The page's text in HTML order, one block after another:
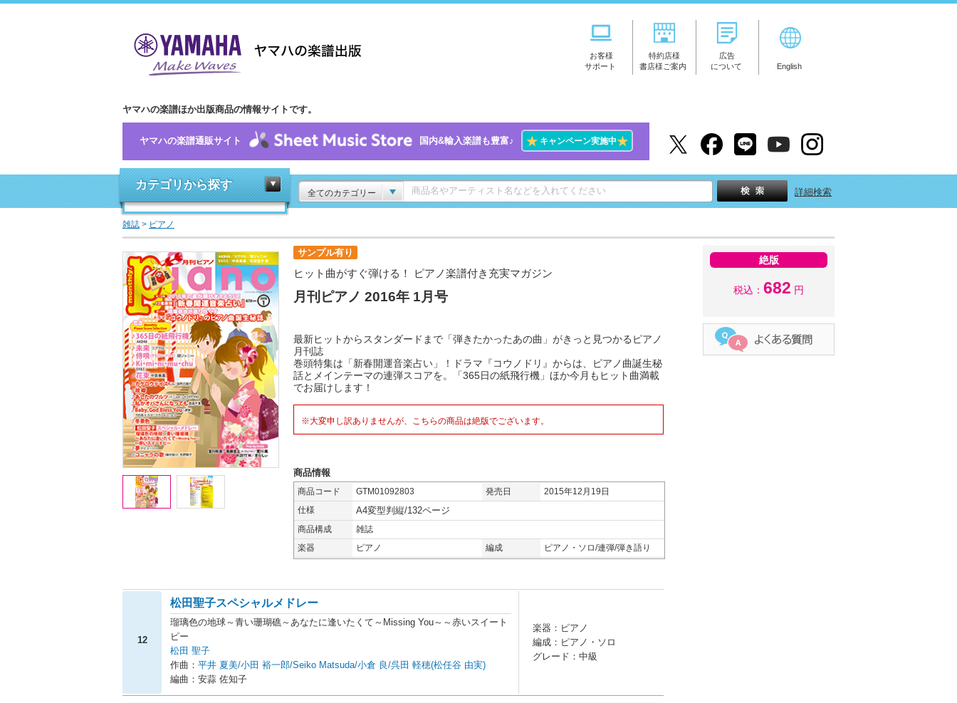
お客様
サポート
特約店様
書店様ご案内
広告
について
English
ヤマハの楽譜ほか出版商品の情報サイトです。
ヤマハの楽譜通販サイト 国内&輸入楽譜も豊富♪ ★キャンペーン実施中★
カテゴリから探す
全てのカテゴリー 詳細検索
雑誌 > ピアノ
サンプル有り
ヒット曲がすぐ弾ける！ ピアノ楽譜付き充実マガジン
月刊ピアノ 2016年 1月号
最新ヒットからスタンダードまで「弾きたかったあの曲」がきっと見つかるピアノ
月刊誌
巻頭特集は「新春開運音楽占い」！ドラマ『コウノドリ』からは、ピアノ曲誕生秘
話とメインテーマの連弾スコアを。「365日の紙飛行機」ほか今月もヒット曲満載
でお届けします！
※大変申し訳ありませんが、こちらの商品は絶版でございます。
商品情報
商品コード GTM01092803 発売日
2015年12月19日
仕様
A4変型判縦/132ページ
商品構成
雑誌
楽器
ピアノ 編成 ピアノ・ソロ/連弾/弾き語り
12
松田聖子スペシャルメドレー
瑠璃色の地球～青い珊瑚礁～あなたに逢いたくて～Missing You～～赤いスイート
ピー
松田 聖子
作曲： 平井 夏美/小田 裕一郎/Seiko Matsuda/小倉 良/呉田 軽穂(松任谷 由実)
編曲：安蒜 佐知子
楽器：ピアノ
編成：ピアノ・ソロ
グレード：中級
絶版
税込： 682 円